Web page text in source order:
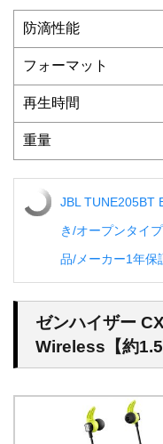
防滴性能
フォーマット
再生時間
重量
JBL TUNE205BT
き/オープンタイ
品/メーカー1年保
ゼンハイザー
Wireless【約1.5